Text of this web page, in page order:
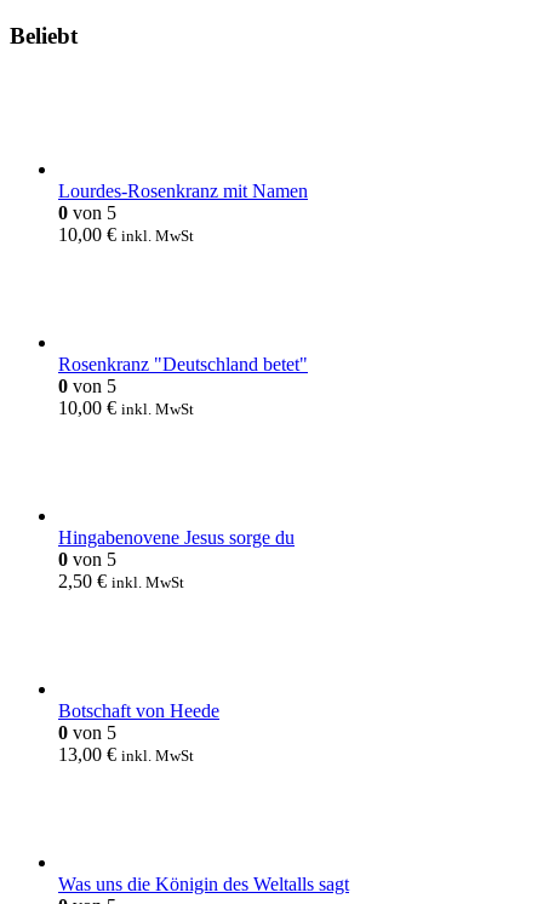
Beliebt
Lourdes-Rosenkranz mit Namen
0 von 5
10,00 € inkl. MwSt
Rosenkranz "Deutschland betet"
0 von 5
10,00 € inkl. MwSt
Hingabenovene Jesus sorge du
0 von 5
2,50 € inkl. MwSt
Botschaft von Heede
0 von 5
13,00 € inkl. MwSt
Was uns die Königin des Weltalls sagt